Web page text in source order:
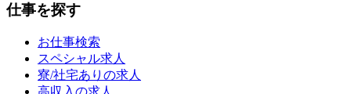
仕事を探す
お仕事検索
スペシャル求人
寮/社宅ありの求人